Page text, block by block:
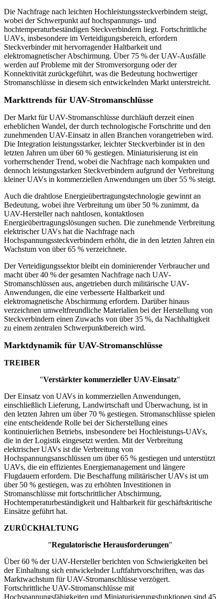
Die Nachfrage nach leichten Hochleistungssteckverbindern steigt,
wobei der Schwerpunkt auf hochspannungs- und
hochtemperaturbeständigen Steckverbindern liegt. Fortschrittliche
UAVs, insbesondere im Verteidigungsbereich, erfordern
Steckverbinder mit hervorragender Haltbarkeit und
elektromagnetischer Abschirmung. Über 75 % der UAV-Ausfälle
werden auf Probleme mit der Stromversorgung oder der
Konnektivität zurückgeführt, was die Bedeutung hochwertiger
Stromanschlüsse in diesem sich entwickelnden Markt unterstreicht.
Markttrends für UAV-Stromanschlüsse
Der Markt für UAV-Stromanschlüsse durchläuft derzeit einen
erheblichen Wandel, der durch technologische Fortschritte und den
zunehmenden UAV-Einsatz in allen Branchen vorangetrieben wird.
Die Integration leistungsstarker, leichter Steckverbinder ist in den
letzten Jahren um über 60 % gestiegen. Miniaturisierung ist ein
vorherrschender Trend, wobei die Nachfrage nach kompakten und
dennoch leistungsstarken Steckverbindern aufgrund der Verbreitung
kleiner UAVs in kommerziellen Anwendungen um über 55 % steigt.
Auch die drahtlose Energieübertragungstechnologie gewinnt an
Bedeutung, wobei ihre Verbreitung um über 50 % zunimmt, da
UAV-Hersteller nach nahtlosen, kontaktlosen
Energieübertragungslösungen suchen. Die zunehmende Verbreitung
elektrischer UAVs hat die Nachfrage nach
Hochspannungssteckverbindern erhöht, die in den letzten Jahren ein
Wachstum von über 65 % verzeichnete.
Der Verteidigungssektor bleibt ein dominierender Verbraucher und
macht über 40 % der gesamten Nachfrage nach UAV-
Stromanschlüssen aus, angetrieben durch militärische UAV-
Anwendungen, die eine verbesserte Haltbarkeit und
elektromagnetische Abschirmung erfordern. Darüber hinaus
verzeichnen umweltfreundliche Materialien bei der Herstellung von
Steckverbindern einen Zuwachs von über 35 %, da Nachhaltigkeit
zu einem zentralen Schwerpunktbereich wird.
Marktdynamik für UAV-Stromanschlüsse
TREIBER
"Verstärkter kommerzieller UAV-Einsatz"
Der Einsatz von UAVs in kommerziellen Anwendungen,
einschließlich Lieferung, Landwirtschaft und Überwachung, ist in
den letzten Jahren um über 70 % gestiegen. Stromanschlüsse spielen
eine entscheidende Rolle bei der Sicherstellung eines
kontinuierlichen Betriebs, insbesondere bei Hochleistungs-UAVs,
die in der Logistik eingesetzt werden. Mit der Verbreitung
elektrischer UAVs ist die Verbreitung von
Hochspannungsanschlüssen um über 65 % gestiegen und unterstützt
UAVs, die ein effizientes Energiemanagement und längere
Flugdauern erfordern. Die Beschaffung militärischer UAVs ist um
über 50 % gestiegen, was zu erhöhten Investitionen in
Stromanschlüsse mit fortschrittlicher Abschirmung,
Hochtemperaturbeständigkeit und Haltbarkeit für geschäftskritische
Einsätze geführt hat.
ZURÜCKHALTUNG
"Regulatorische Herausforderungen"
Über 60 % der UAV-Hersteller berichten von Schwierigkeiten bei
der Einhaltung sich entwickelnder Luftfahrtvorschriften, was das
Marktwachstum für UAV-Stromanschlüsse verzögert.
Fortschrittliche UAV-Stromanschlüsse mit
Hochspannungsfähigkeiten und Miniaturisierungsfunktionen sind 45